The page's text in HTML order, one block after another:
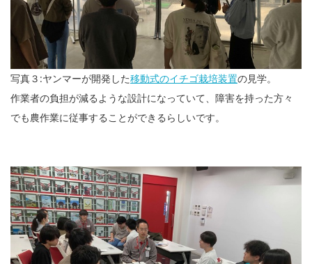
写真３:ヤンマーが開発した移動式のイチゴ栽培装置の見学。
作業者の負担が減るような設計になっていて、障害を持った方々
でも農作業に従事することができるらしいです。